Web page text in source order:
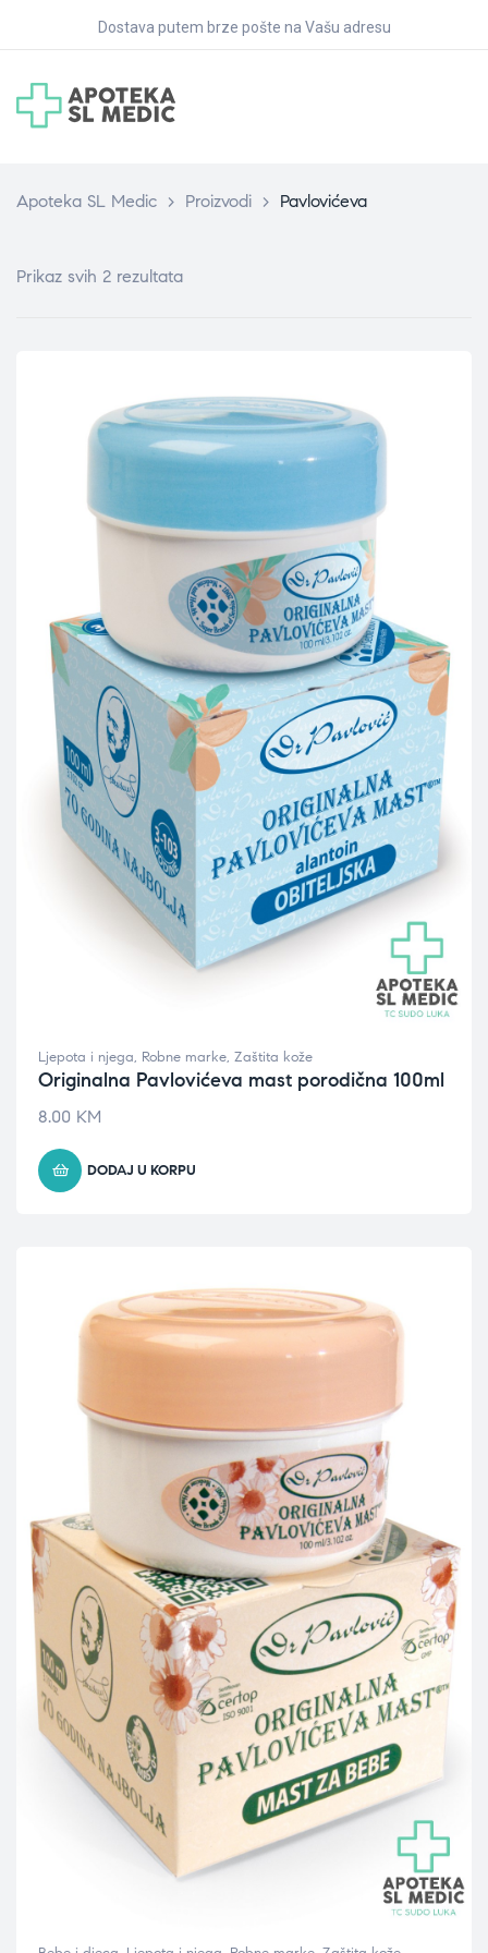
Dostava putem brze pošte na Vašu adresu
Apoteka SL Medic > Proizvodi > Pavlovićeva
Prikaz svih 2 rezultata
Ljepota i njega, Robne marke, Zaštita kože
Originalna Pavlovićeva mast porodična 100ml
8.00 KM
DODAJ U KORPU